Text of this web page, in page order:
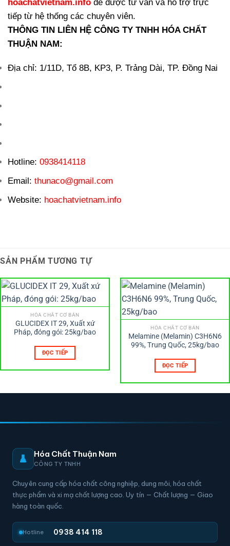
tiếp từ hệ thống các chuyên viên.
THÔNG TIN LIÊN HỆ CÔNG TY TNHH HÓA CHẤT
THUẬN NAM:
Địa chỉ: 1/11D, Tổ 8B, KP3, P. Trảng Dài, TP. Đồng Nai
Hotline: 0938414118
Email: thunaco@gmail.com
Website: hoachatvietnam.info
SẢN PHẨM TƯƠNG TỰ
HÓA CHẤT CƠ BẢN
GLUCIDEX IT 29, Xuất xứ
Pháp, đóng gói: 25kg/bao
ĐỌC TIẾP
HÓA CHẤT CƠ BẢN
Melamine (Melamin) C3H6N6
99%, Trung Quốc, 25kg/bao
ĐỌC TIẾP
Hóa Chất Thuận Nam
CÔNG TY TNHH
Chuyên cung cấp hóa chất công nghiệp, dung môi, hóa chất
thực phẩm và xi mạ chất lượng cao. Uy tín — Chất lượng — Giao
hàng toàn quốc.
Hotline 0938 414 118